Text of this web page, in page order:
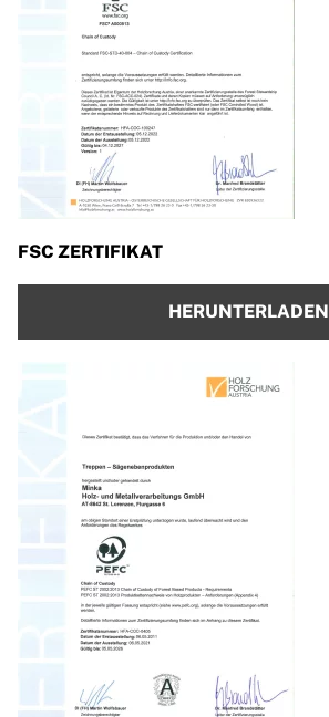
FSC ZERTIFIKAT
HERUNTERLADEN